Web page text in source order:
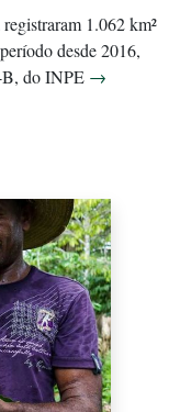
1.062 km²
desde 2016,
B, do INPE →